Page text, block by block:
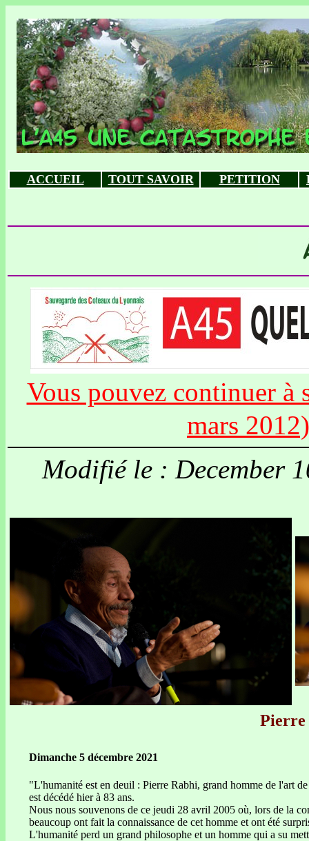
ACCUEIL TOUT SAVOIR PETITION
Vous pouvez continuer
mars 2012)
Modifié le : December
Pierre
Dimanche 5 décembre 2021
"L'humanité est en deuil : Pierre Rabhi, grand homme de l'art de
est décédé hier à 83 ans.
Nous nous souvenons de ce jeudi 28 avril 2005 où, lors de la
beaucoup ont fait la connaissance de cet homme et ont été
L'humanité perd un grand philosophe et un homme qui a su